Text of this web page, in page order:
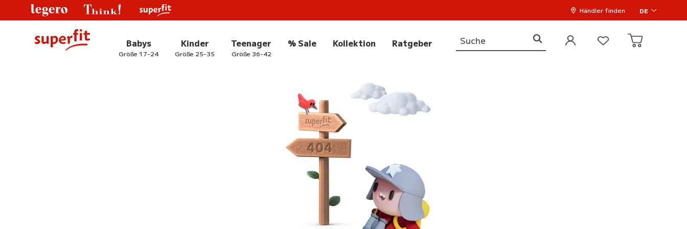
Händler finden DE
Babys
Größe 17-24
Kinder
Größe 25-35
Teenager
Größe 36-42
% Sale Kollektion Ratgeber